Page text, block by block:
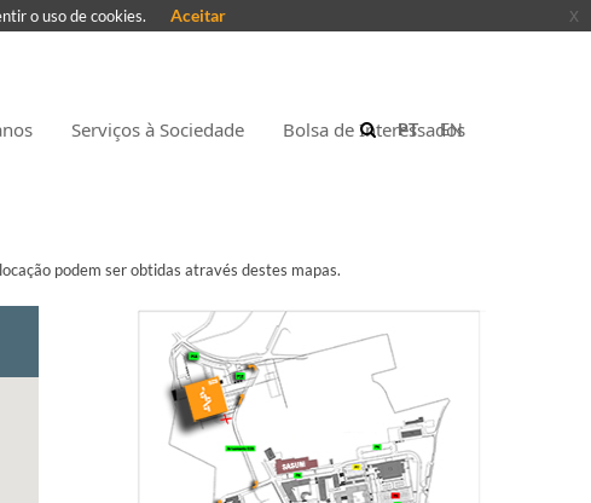
Serviços à Sociedade Bolsa de Interessados
EN
PT
podem ser obtidas através destes mapas.
o uso de cookies. Aceitar x